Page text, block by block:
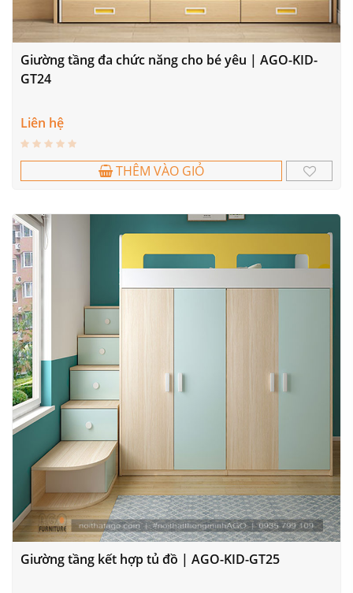
Giường tầng đa chức năng cho bé yêu | AGO-KID-
GT24
Liên hệ
THÊM VÀO GIỎ
Giường tầng kết hợp tủ đồ | AGO-KID-GT25